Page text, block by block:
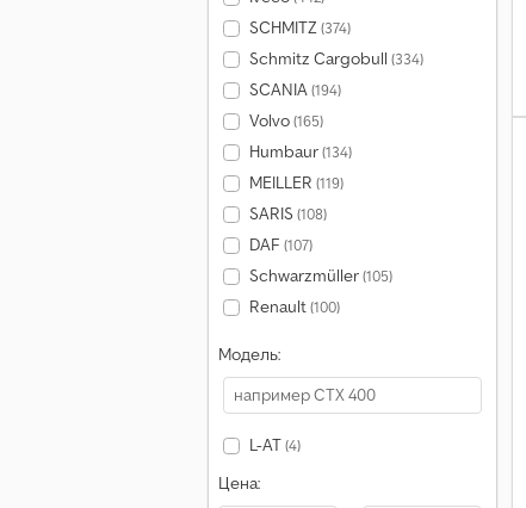
SCHMITZ(374)
Schmitz Cargobull (334)
SCANIA(194)
Volvo(165)
Humbaur(134)
MEILLER (119)
SARIS (108)
DAF (107)
Schwarzmüller(105)
Renault(100)
Модель:
L-AT(4)
Цена: